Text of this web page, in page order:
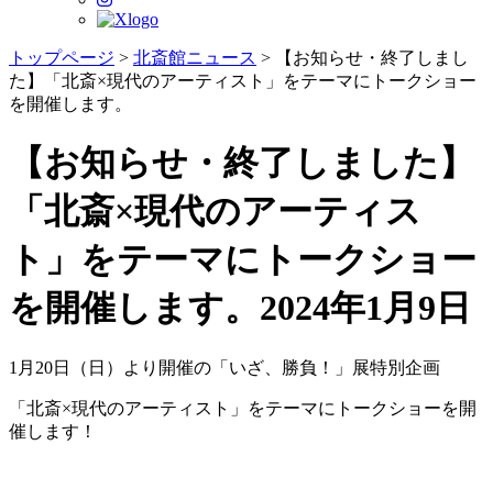
トップページ > 北斎館ニュース >
【お知らせ・終了しまし
た】「北斎×現代のアーティスト」をテーマにトークショー
を開催します。
【お知らせ・終了しました】
「北斎×現代のアーティス
ト」をテーマにトークショー
を開催します。 2024年1月9日
1月20日（日）より開催の「いざ、勝負！」展特別企画
「北斎×現代のアーティスト」をテーマにトークショーを開
催します！